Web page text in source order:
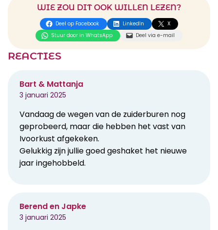
WIE ZOU DIT OOK WILLEN LEZEN?
Deel op Facebook LinkedIn
X
Stuur door in WhatsApp
Deel via e-mail
REACTIES
Bart & Mattanja
3 januari 2025
Vandaag de wegen van de zuiderburen nog
geprobeerd, maar die hebben het vast van
Ivoorkust afgekeken.
Gelukkig zijn jullie goed geshaket het nieuwe
jaar ingehobbeld.
Berend en Japke
3 januari 2025